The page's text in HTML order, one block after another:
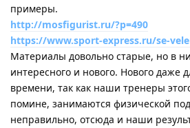
примеры.
http://mosfigurist.ru/?p=490
https://www.sport-express.ru/se-
Материалы довольно старые, но в
интересного и нового. Нового даже
времени, так как наши тренеры
помине, занимаются физической
неправильно, отсюда и наши